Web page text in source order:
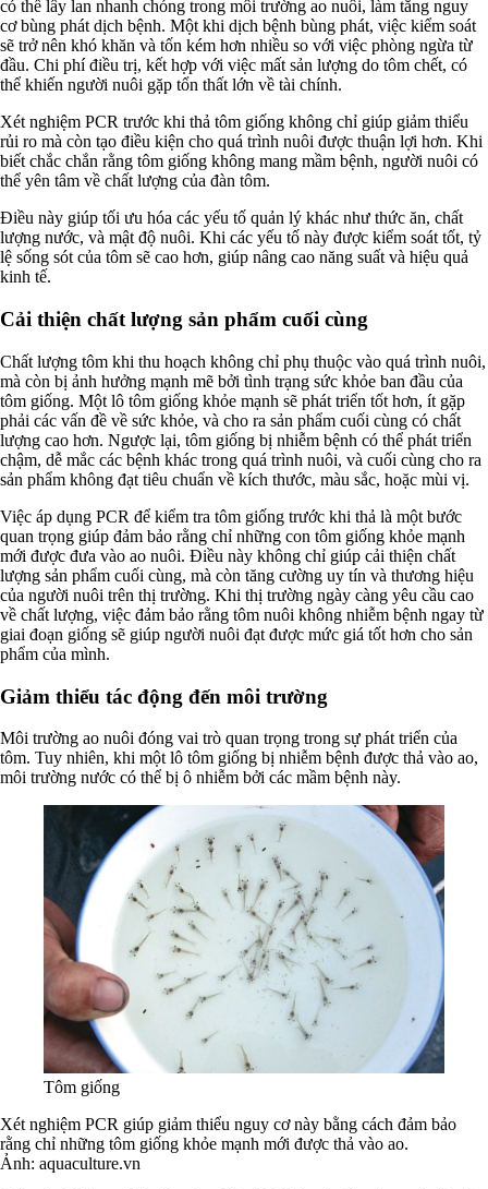
có thể lây lan nhanh chóng trong môi trường ao nuôi, làm tăng nguy
cơ bùng phát dịch bệnh. Một khi dịch bệnh bùng phát, việc kiểm soát
sẽ trở nên khó khăn và tốn kém hơn nhiều so với việc phòng ngừa từ
đầu. Chi phí điều trị, kết hợp với việc mất sản lượng do tôm chết, có
thể khiến người nuôi gặp tổn thất lớn về tài chính.
Xét nghiệm PCR trước khi thả tôm giống không chỉ giúp giảm thiểu
rủi ro mà còn tạo điều kiện cho quá trình nuôi được thuận lợi hơn. Khi
biết chắc chắn rằng tôm giống không mang mầm bệnh, người nuôi có
thể yên tâm về chất lượng của đàn tôm.
Điều này giúp tối ưu hóa các yếu tố quản lý khác như thức ăn, chất
lượng nước, và mật độ nuôi. Khi các yếu tố này được kiểm soát tốt, tỷ
lệ sống sót của tôm sẽ cao hơn, giúp nâng cao năng suất và hiệu quả
kinh tế.
Cải thiện chất lượng sản phẩm cuối cùng
Chất lượng tôm khi thu hoạch không chỉ phụ thuộc vào quá trình nuôi,
mà còn bị ảnh hưởng mạnh mẽ bởi tình trạng sức khỏe ban đầu của
tôm giống. Một lô tôm giống khỏe mạnh sẽ phát triển tốt hơn, ít gặp
phải các vấn đề về sức khỏe, và cho ra sản phẩm cuối cùng có chất
lượng cao hơn. Ngược lại, tôm giống bị nhiễm bệnh có thể phát triển
chậm, dễ mắc các bệnh khác trong quá trình nuôi, và cuối cùng cho ra
sản phẩm không đạt tiêu chuẩn về kích thước, màu sắc, hoặc mùi vị.
Việc áp dụng PCR để kiểm tra tôm giống trước khi thả là một bước
quan trọng giúp đảm bảo rằng chỉ những con tôm giống khỏe mạnh
mới được đưa vào ao nuôi. Điều này không chỉ giúp cải thiện chất
lượng sản phẩm cuối cùng, mà còn tăng cường uy tín và thương hiệu
của người nuôi trên thị trường. Khi thị trường ngày càng yêu cầu cao
về chất lượng, việc đảm bảo rằng tôm nuôi không nhiễm bệnh ngay từ
giai đoạn giống sẽ giúp người nuôi đạt được mức giá tốt hơn cho sản
phẩm của mình.
Giảm thiểu tác động đến môi trường
Môi trường ao nuôi đóng vai trò quan trọng trong sự phát triển của
tôm. Tuy nhiên, khi một lô tôm giống bị nhiễm bệnh được thả vào ao,
môi trường nước có thể bị ô nhiễm bởi các mầm bệnh này.
Tôm giống
Xét nghiệm PCR giúp giảm thiểu nguy cơ này bằng cách đảm bảo
rằng chỉ những tôm giống khỏe mạnh mới được thả vào ao.
Ảnh: aquaculture.vn